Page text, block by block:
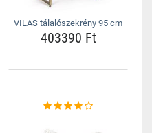
VILAS tálalószekrény 95 cm
403390 Ft